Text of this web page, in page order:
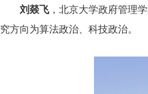
刘燚飞 ，北京大学政府管理
究方向为算法政治、科技政治。